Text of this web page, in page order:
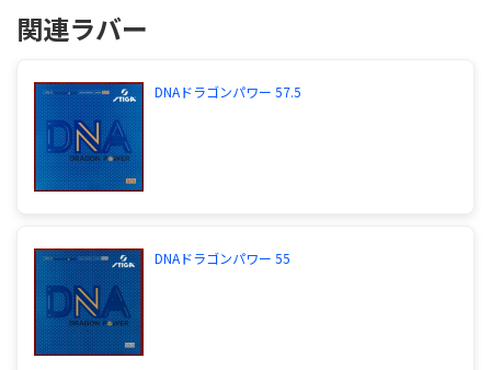
関連ラバー
DNAドラゴンパワー 57.5
DNAドラゴンパワー 55